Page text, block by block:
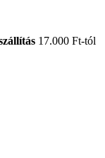
17.000 Ft-tól